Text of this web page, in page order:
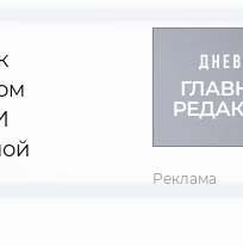
Реклама